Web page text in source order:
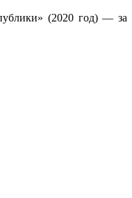
(2020 год) —